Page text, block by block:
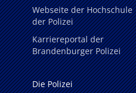
Webseite der Hochschule
der Polizei
Karriereportal der
Brandenburger Polizei
Die Polizei